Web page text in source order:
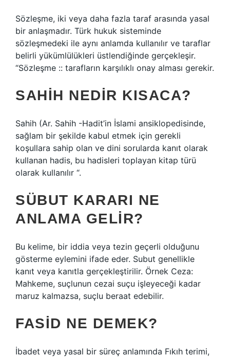
Sözleşme, iki veya daha fazla taraf arasında yasal
bir anlaşmadır. Türk hukuk sisteminde
sözleşmedeki ile aynı anlamda kullanılır ve taraflar
belirli yükümlülükleri üstlendiğinde gerçekleşir.
“Sözleşme :: tarafların karşılıklı onay alması gerekir.
SAHIH NEDIR KISACA?
Sahih (Ar. Sahih -Hadit’in İslami ansiklopedisinde,
sağlam bir şekilde kabul etmek için gerekli
koşullara sahip olan ve dini sorularda kanıt olarak
kullanan hadis, bu hadisleri toplayan kitap türü
olarak kullanılır “.
SÜBUT KARARI NE
ANLAMA GELIR?
Bu kelime, bir iddia veya tezin geçerli olduğunu
gösterme eylemini ifade eder. Subut genellikle
kanıt veya kanıtla gerçekleştirilir. Örnek Ceza:
Mahkeme, suçlunun cezai suçu işleyeceği kadar
maruz kalmazsa, suçlu beraat edebilir.
FASID NE DEMEK?
İbadet veya yasal bir süreç anlamında Fıkıh terimi,